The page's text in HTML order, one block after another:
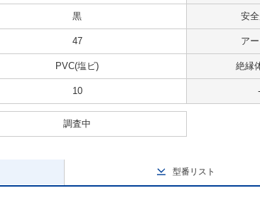
黒 安
47 ア
PVC(塩ビ) 絶縁
10 -
調査中
型番リスト